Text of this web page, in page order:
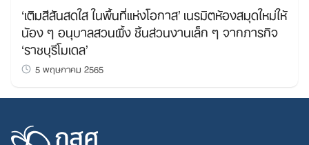
‘เติมสีสันสดใส ในพื้นที่แห่งโอกาส’ เนรมิตห้องสมุดใหม่ให้
น้อง ๆ อนุบาลสวนผึ้ง ชิ้นส่วนงานเล็ก ๆ จากภารกิจ
‘ราชบุรีโมเดล’
5 พฤษภาคม 2565